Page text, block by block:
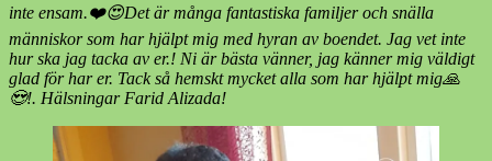
inte ensam.❤️😍Det är många fantastiska familjer och snälla
människor som har hjälpt mig med hyran av boendet. Jag vet inte
hur ska jag tacka av er.! Ni är bästa vänner, jag känner mig väldigt
glad för har er. Tack så hemskt mycket alla som har hjälpt mig🙏
😍!. Hälsningar Farid Alizada!